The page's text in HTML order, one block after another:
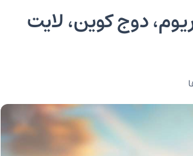
کوین، اتریوم، دوج کوین، لایت